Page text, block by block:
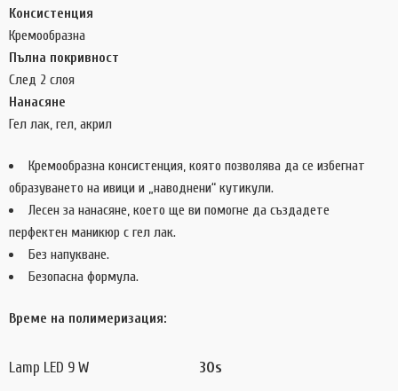
Консистенция
Кремообразна
Пълна покривност
След 2 слоя
Нанасяне
Гел лак, гел, акрил
Кремообразна консистенция, която позволява да се избегнат
образуването на ивици и „наводнени“ кутикули.
Лесен за нанасяне, което ще ви помогне да създадете
перфектен маникюр с гел лак.
Без напукване.
Безопасна формула.
Време на полимеризация:
Lamp LED 9 W 30s